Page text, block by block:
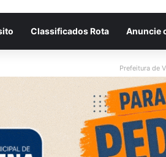
Classificados Rota Anuncie
Prefeitura de